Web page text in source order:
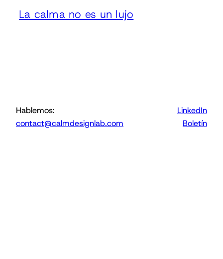
La calma no es un lujo
Hablemos:
contact@calmdesignlab.com
LinkedIn
Boletín